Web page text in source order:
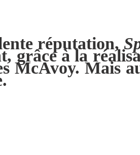
réputation,
grâce à la
McAvoy. Mais